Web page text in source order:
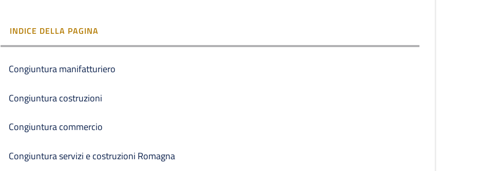
INDICE DELLA PAGINA
Congiuntura manifatturiero
Congiuntura costruzioni
Congiuntura commercio
Congiuntura servizi e costruzioni Romagna